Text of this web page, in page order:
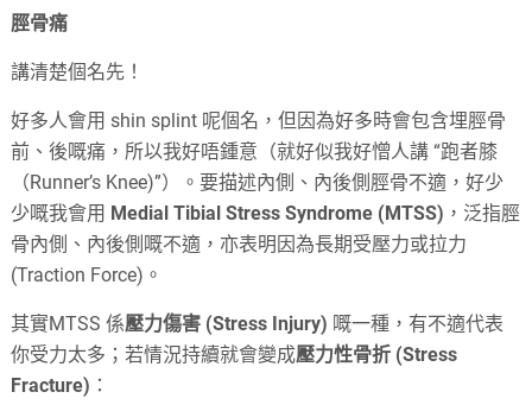
脛骨痛
講清楚個名先！
好多人會用 shin splint 呢個名，但因為好多時會包含埋脛骨
前、後嘅痛，所以我好唔鍾意（就好似我好憎人講 “跑者膝
（Runner’s Knee)”）。要描述內側、內後側脛骨不適，好少
少嘅我會用 Medial Tibial Stress Syndrome (MTSS) ，泛指脛
骨內側、內後側嘅不適，亦表明因為長期受壓力或拉力
(Traction Force)。
其實MTSS 係壓力傷害 (Stress Injury) 嘅一種，有不適代表
你受力太多；若情況持續就會變成壓力性骨折 (Stress
Fracture) ：